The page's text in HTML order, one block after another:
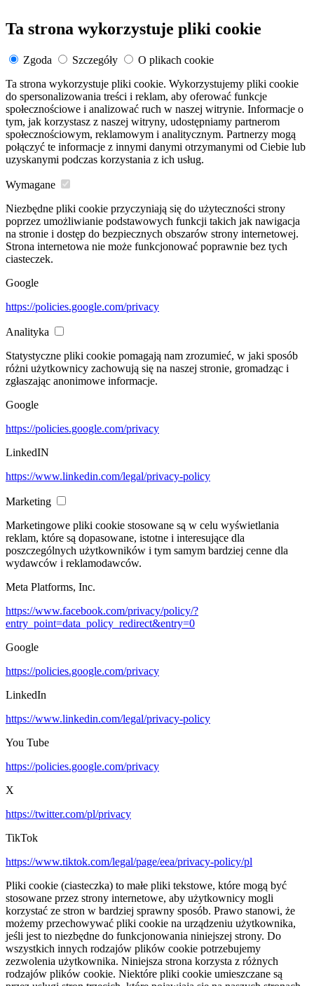
Ta strona wykorzystuje pliki cookie
Zgoda Szczegóły
O plikach cookie
Ta strona wykorzystuje pliki cookie. Wykorzystujemy pliki cookie
do spersonalizowania treści i reklam, aby oferować funkcje
społecznościowe i analizować ruch w naszej witrynie. Informacje o
tym, jak korzystasz z naszej witryny, udostępniamy partnerom
społecznościowym, reklamowym i analitycznym. Partnerzy mogą
połączyć te informacje z innymi danymi otrzymanymi od Ciebie lub
uzyskanymi podczas korzystania z ich usług.
Wymagane
Niezbędne pliki cookie przyczyniają się do użyteczności strony
poprzez umożliwianie podstawowych funkcji takich jak nawigacja
na stronie i dostęp do bezpiecznych obszarów strony internetowej.
Strona internetowa nie może funkcjonować poprawnie bez tych
ciasteczek.
Google
https://policies.google.com/privacy
Analityka
Statystyczne pliki cookie pomagają nam zrozumieć, w jaki sposób
różni użytkownicy zachowują się na naszej stronie, gromadząc i
zgłaszając anonimowe informacje.
Google
https://policies.google.com/privacy
LinkedIN
https://www.linkedin.com/legal/privacy-policy
Marketing
Marketingowe pliki cookie stosowane są w celu wyświetlania
reklam, które są dopasowane, istotne i interesujące dla
poszczególnych użytkowników i tym samym bardziej cenne dla
wydawców i reklamodawców.
Meta Platforms, Inc.
https://www.facebook.com/privacy/policy/?
entry_point=data_policy_redirect&entry=0
Google
https://policies.google.com/privacy
LinkedIn
https://www.linkedin.com/legal/privacy-policy
You Tube
https://policies.google.com/privacy
X
https://twitter.com/pl/privacy
TikTok
https://www.tiktok.com/legal/page/eea/privacy-policy/pl
Pliki cookie (ciasteczka) to małe pliki tekstowe, które mogą być
stosowane przez strony internetowe, aby użytkownicy mogli
korzystać ze stron w bardziej sprawny sposób. Prawo stanowi, że
możemy przechowywać pliki cookie na urządzeniu użytkownika,
jeśli jest to niezbędne do funkcjonowania niniejszej strony. Do
wszystkich innych rodzajów plików cookie potrzebujemy
zezwolenia użytkownika. Niniejsza strona korzysta z różnych
rodzajów plików cookie. Niektóre pliki cookie umieszczane są